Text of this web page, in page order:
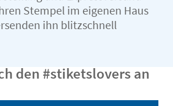
Stempel im eigenen Haus
ihn blitzschnell
den #stiketslovers an